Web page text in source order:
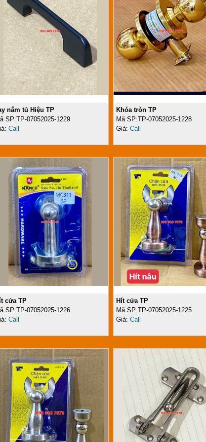
nắm tủ Hiệu TP
SP:TP-07052025-1229
Call
Khóa tròn TP
Mã SP:TP-07052025-1228
Giá: Call
cửa TP
SP:TP-07052025-1226
Call
Hít cửa TP
Mã SP:TP-07052025-1225
Giá: Call